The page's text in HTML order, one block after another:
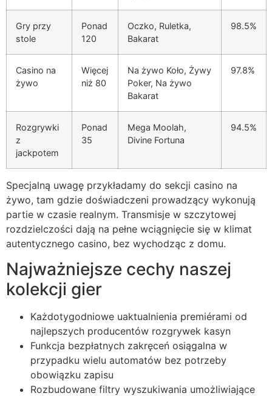
panel
panel
panel
satın al
panel
panel
panel
Gry przy
stole
Ponad
120
Oczko, Ruletka,
Bakarat
98.5%
Casino na
żywo
Więcej
niż 80
Na żywo Koło, Żywy
Poker, Na żywo
Bakarat
97.8%
Rozgrywki
z
jackpotem
Ponad
35
Mega Moolah,
Divine Fortuna
94.5%
Specjalną uwagę przykładamy do sekcji casino na
żywo, tam gdzie doświadczeni prowadzący wykonują
partie w czasie realnym. Transmisje w szczytowej
rozdzielczości dają na pełne wciągnięcie się w klimat
autentycznego casino, bez wychodząc z domu.
Najważniejsze cechy naszej
kolekcji gier
Każdotygodniowe uaktualnienia premiérami od
najlepszych producentów rozgrywek kasyn
Funkcja bezpłatnych zakręceń osiągalna w
przypadku wielu automatów bez potrzeby
obowiązku zapisu
Rozbudowane filtry wyszukiwania umożliwiające